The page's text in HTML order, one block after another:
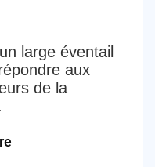
large éventail
aux
de la